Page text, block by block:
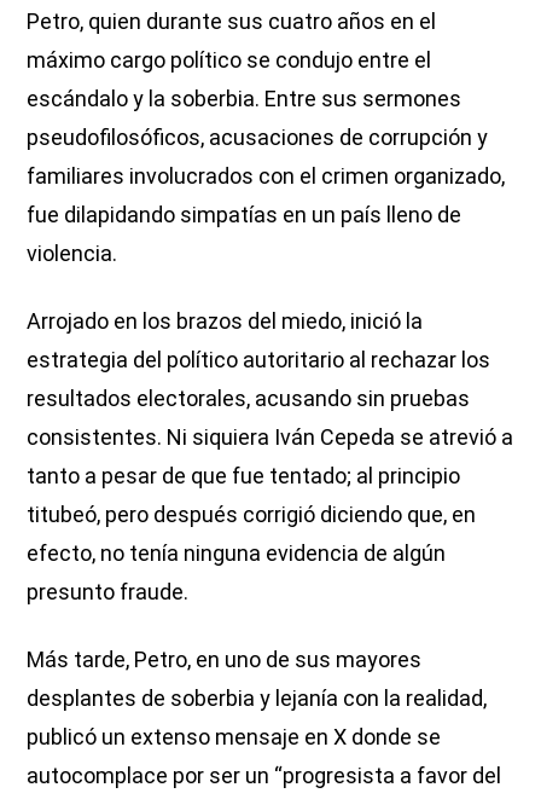
Petro, quien durante sus cuatro años en el
máximo cargo político se condujo entre el
escándalo y la soberbia. Entre sus sermones
pseudofilosóficos, acusaciones de corrupción y
familiares involucrados con el crimen organizado,
fue dilapidando simpatías en un país lleno de
violencia.
Arrojado en los brazos del miedo, inició la
estrategia del político autoritario al rechazar los
resultados electorales, acusando sin pruebas
consistentes. Ni siquiera Iván Cepeda se atrevió a
tanto a pesar de que fue tentado; al principio
titubeó, pero después corrigió diciendo que, en
efecto, no tenía ninguna evidencia de algún
presunto fraude.
Más tarde, Petro, en uno de sus mayores
desplantes de soberbia y lejanía con la realidad,
publicó un extenso mensaje en X donde se
autocomplace por ser un “progresista a favor del